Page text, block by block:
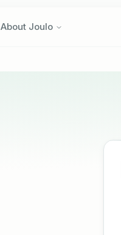
About Joulo